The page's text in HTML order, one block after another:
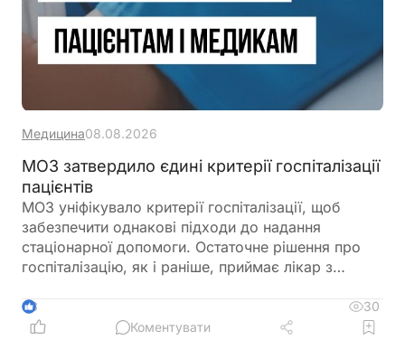
Медицина08.08.2026
МОЗ затвердило єдині критерії госпіталізації
пацієнтів
МОЗ уніфікувало критерії госпіталізації, щоб
забезпечити однакові підходи до надання
стаціонарної допомоги. Остаточне рішення про
госпіталізацію, як і раніше, приймає лікар з
3
30
Коментувати